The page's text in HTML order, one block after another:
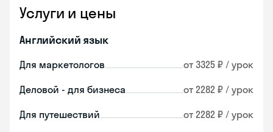
Услуги и цены
Английский язык
Для маркетологов от 3325 ₽ / урок
Деловой - для бизнеса от 2282 ₽ / урок
Для путешествий от 2282 ₽ / урок